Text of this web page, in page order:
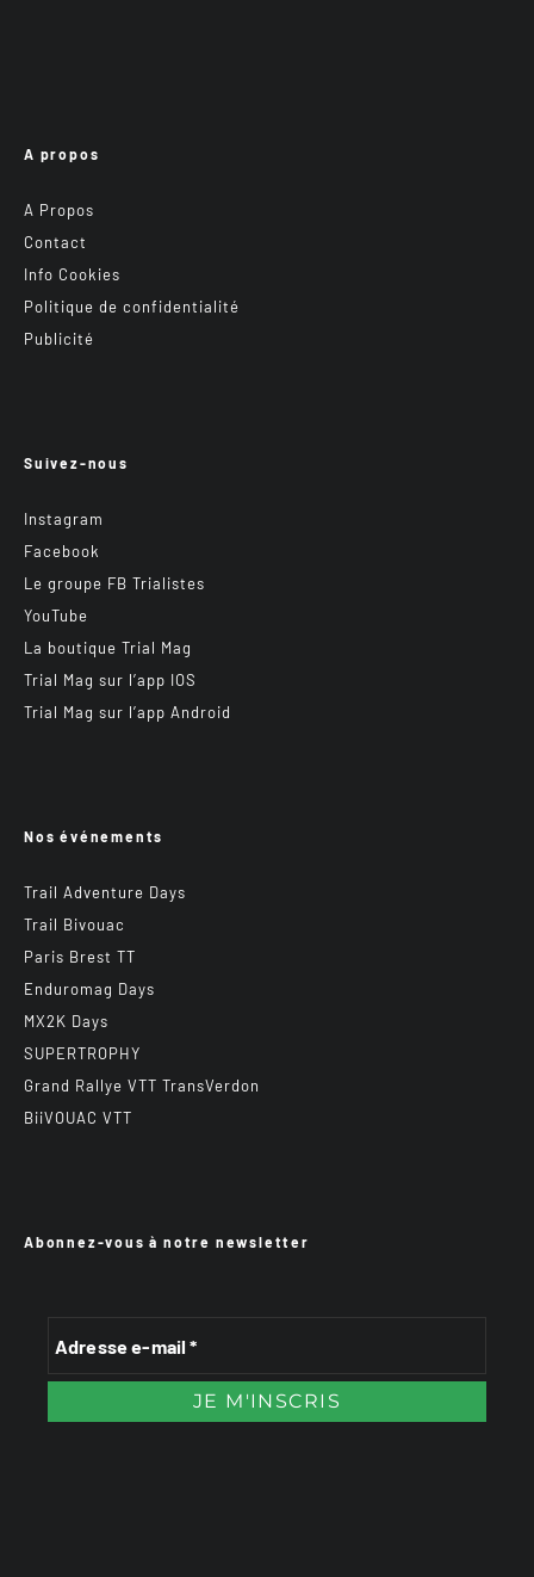
A propos
A Propos
Contact
Info Cookies
Politique de confidentialité
Publicité
Suivez-nous
Instagram
Facebook
Le groupe FB Trialistes
YouTube
La boutique Trial Mag
Trial Mag sur l’app IOS
Trial Mag sur l’app Android
Nos événements
Trail Adventure Days
Trail Bivouac
Paris Brest TT
Enduromag Days
MX2K Days
SUPERTROPHY
Grand Rallye VTT TransVerdon
BiiVOUAC VTT
Abonnez-vous à notre newsletter